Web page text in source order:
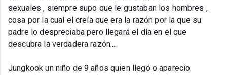
sexuales , siempre supo que le gustaban los hombres ,
cosa por la cual el creía que era la razón por la que su
padre lo despreciaba pero llegará el día en el que
descubra la verdadera razón....
Jungkook un niño de 9 años quien llegó o aparecio